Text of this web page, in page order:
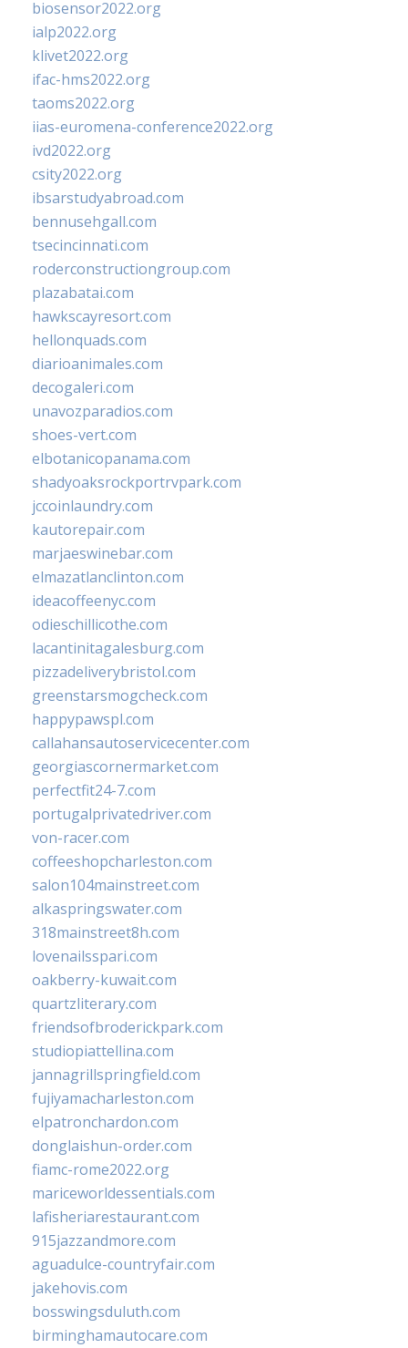
biosensor2022.org
ialp2022.org
klivet2022.org
ifac-hms2022.org
taoms2022.org
iias-euromena-conference2022.org
ivd2022.org
csity2022.org
ibsarstudyabroad.com
bennusehgall.com
tsecincinnati.com
roderconstructiongroup.com
plazabatai.com
hawkscayresort.com
hellonquads.com
diarioanimales.com
decogaleri.com
unavozparadios.com
shoes-vert.com
elbotanicopanama.com
shadyoaksrockportrvpark.com
jccoinlaundry.com
kautorepair.com
marjaeswinebar.com
elmazatlanclinton.com
ideacoffeenyc.com
odieschillicothe.com
lacantinitagalesburg.com
pizzadeliverybristol.com
greenstarsmogcheck.com
happypawspl.com
callahansautoservicecenter.com
georgiascornermarket.com
perfectfit24-7.com
portugalprivatedriver.com
von-racer.com
coffeeshopcharleston.com
salon104mainstreet.com
alkaspringswater.com
318mainstreet8h.com
lovenailsspari.com
oakberry-kuwait.com
quartzliterary.com
friendsofbroderickpark.com
studiopiattellina.com
jannagrillspringfield.com
fujiyamacharleston.com
elpatronchardon.com
donglaishun-order.com
fiamc-rome2022.org
mariceworldessentials.com
lafisheriarestaurant.com
915jazzandmore.com
aguadulce-countryfair.com
jakehovis.com
bosswingsduluth.com
birminghamautocare.com